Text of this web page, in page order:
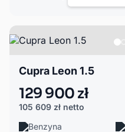
Cupra Leon 1.5
129 900 zł
105 609 zł netto
Benzyna